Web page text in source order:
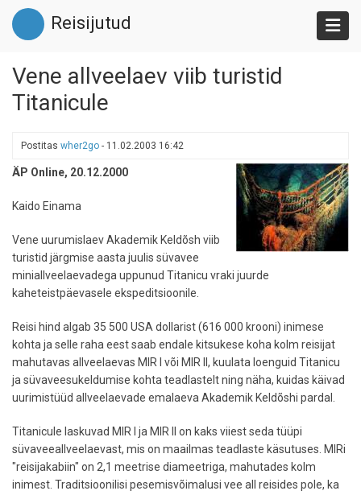
Liigu
edasi
põhisisu
Reisijutud
Vene allveelaev viib turistid
Titanicule
Postitas wher2go - 11.02.2003 16:42
ÄP Online, 20.12.2000
Kaido Einama
Vene uurumislaev Akademik Keldõsh viib
turistid järgmise aasta juulis süvavee
miniallveelaevadega uppunud Titanicu vraki juurde
kaheteistpäevasele ekspeditsioonile.
Reisi hind algab 35 500 USA dollarist (616 000 krooni) inimese
kohta ja selle raha eest saab endale kitsukese koha kolm reisijat
mahutavas allveelaevas MIR I või MIR II, kuulata loenguid Titanicu
ja süvaveesukeldumise kohta teadlastelt ning näha, kuidas käivad
uurimistüüd allveelaevade emalaeva Akademik Keldõshi pardal.
Titanicule laskuvad MIR I ja MIR II on kaks viiest seda tüüpi
süvaveeallveelaevast, mis on maailmas teadlaste käsutuses. MIRi
"reisijakabiin" on 2,1 meetrise diameetriga, mahutades kolm
inimest. Traditsioonilisi pesemisvõimalusi vee all reisides pole, ka